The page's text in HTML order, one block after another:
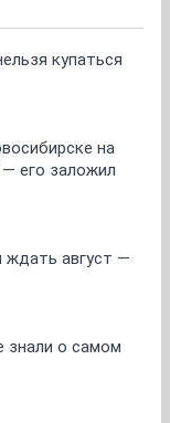
купаться
на
его заложил
ждать август —
знали о самом